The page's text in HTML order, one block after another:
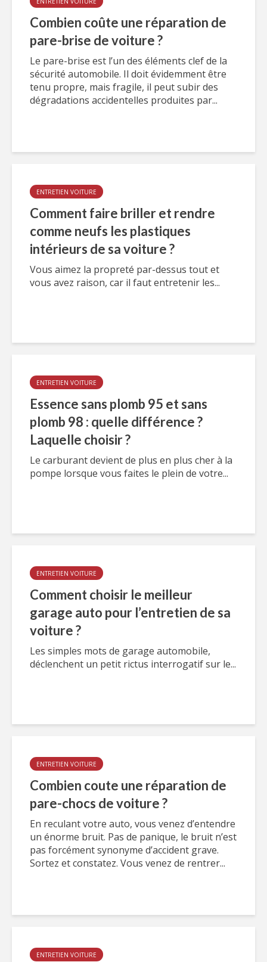
Combien coûte une réparation de
pare-brise de voiture ?
Le pare-brise est l’un des éléments clef de la
sécurité automobile. Il doit évidemment être
tenu propre, mais fragile, il peut subir des
dégradations accidentelles produites par...
ENTRETIEN VOITURE
Comment faire briller et rendre
comme neufs les plastiques
intérieurs de sa voiture ?
Vous aimez la propreté par-dessus tout et
vous avez raison, car il faut entretenir les...
ENTRETIEN VOITURE
Essence sans plomb 95 et sans
plomb 98 : quelle différence ?
Laquelle choisir ?
Le carburant devient de plus en plus cher à la
pompe lorsque vous faites le plein de votre...
ENTRETIEN VOITURE
Comment choisir le meilleur
garage auto pour l’entretien de sa
voiture ?
Les simples mots de garage automobile,
déclenchent un petit rictus interrogatif sur le...
ENTRETIEN VOITURE
Combien coute une réparation de
pare-chocs de voiture ?
En reculant votre auto, vous venez d’entendre
un énorme bruit. Pas de panique, le bruit n’est
pas forcément synonyme d’accident grave.
Sortez et constatez. Vous venez de rentrer...
ENTRETIEN VOITURE